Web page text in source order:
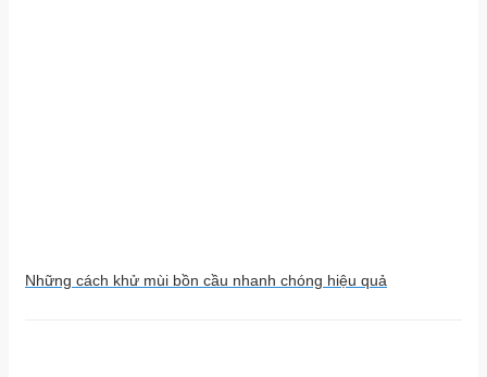
Những cách khử mùi bồn cầu nhanh chóng hiệu quả